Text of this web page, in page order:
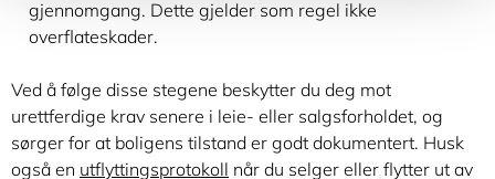
gjennomgang. Dette gjelder som regel ikke
overflateskader.
Ved å følge disse stegene beskytter du deg mot
urettferdige krav senere i leie- eller salgsforholdet, og
sørger for at boligens tilstand er godt dokumentert. Husk
også en utflyttingsprotokoll når du selger eller flytter ut av